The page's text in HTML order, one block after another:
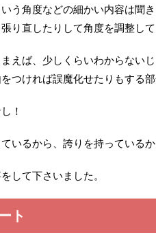
う角度などの細かい内容は聞
り直したりして角度を調整して
えば、少しくらいわからない
つければ誤魔化せたりもする部
！
いるから、誇りを持っているか
して下さいました。
ト